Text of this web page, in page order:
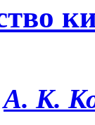
А. К.